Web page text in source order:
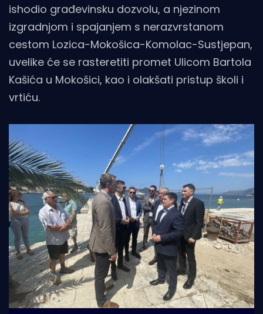
ishodio građevinsku dozvolu, a njezinom
izgradnjom i spajanjem s nerazvrstanom
cestom Lozica-Mokošica-Komolac-Sustjepan,
uvelike će se rasteretiti promet Ulicom Bartola
Kašića u Mokošici, kao i olakšati pristup školi i
vrtiću.